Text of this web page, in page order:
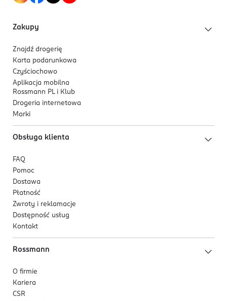
B.V. Rodezand 90
3011 AN
Rotterdam
infolinia.pl@unilever.com
801610610
NL-Holandia
Kod EAN
8 720181 291708
Zakupy
Znajdź drogerię
Karta podarunkowa
Czyściochowo
Aplikacja mobilna
Rossmann PL i Klub
Drogeria internetowa
Marki
Obsługa klienta
FAQ
Pomoc
Dostawa
Płatność
Zwroty i reklamacje
Dostępność usług
Kontakt
Rossmann
O firmie
Kariera
CSR